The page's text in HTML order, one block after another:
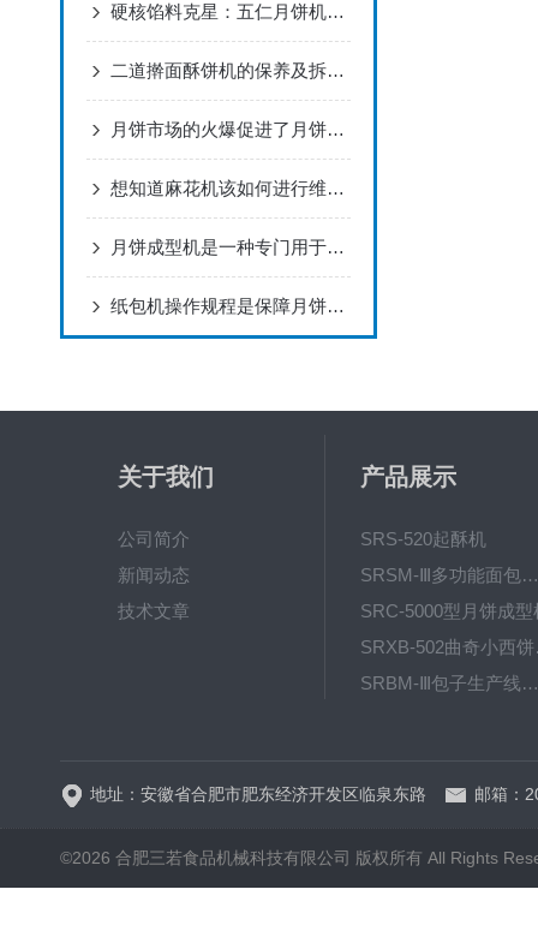
硬核馅料克星：五仁月饼机对比广式、苏式设备的独特优势
二道擀面酥饼机的保养及拆洗注意事项看完就知道了
月饼市场的火爆促进了月饼机强占市场
想知道麻花机该如何进行维护保养就看看这些吧
月饼成型机是一种专门用于制作月饼的机械设备
纸包机操作规程是保障月饼高效包装的关键
关于我们
公司简介
新闻动态
技术文章
产品展示
SRS-520起酥机
SRSM-Ⅲ多功能面包生产线 酥饼机
SRC-5000型月饼成型
SRBM-Ⅲ包子生产线（包子机）
地址：安徽省合肥市肥东经济开发区临泉东路 邮箱：
©2026 合肥三若食品机械科技有限公司 版权所有 All Rights